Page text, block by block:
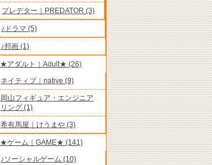
プレデター｜PREDATOR (3)
♪ドラマ (5)
♪邦画 (1)
★アダルト｜Adult★ (26)
ネイティブ｜native (9)
岡山フィギュア・エンジニア
リング (1)
希有馬屋｜けうまや (3)
★ゲーム｜GAME★ (141)
♪ソーシャルゲーム (10)